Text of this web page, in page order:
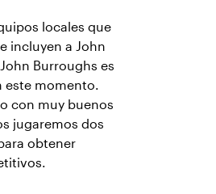
locales que
incluyen a John
Burroughs es
este momento.
con muy buenos
jugaremos dos
obtener